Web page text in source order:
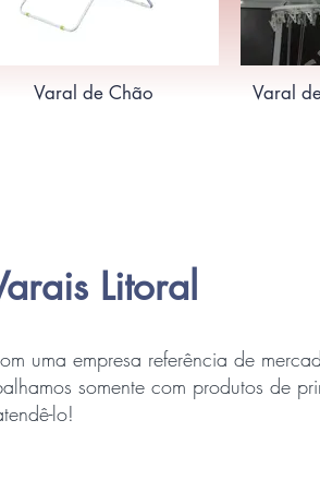
Varal de Chão Varal
Litoral
uma empresa referência de
somente com produtos de
lo!